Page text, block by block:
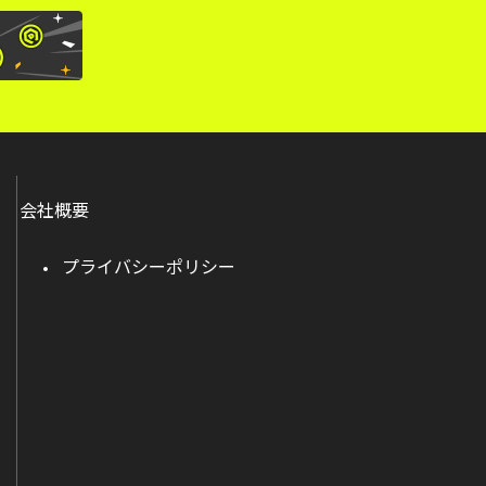
会社概要
プライバシーポリシー